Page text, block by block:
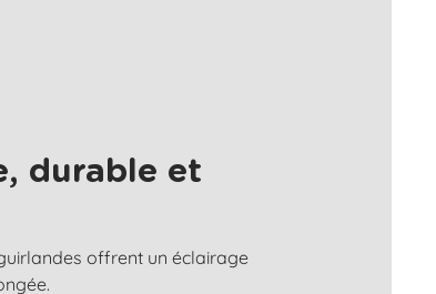
durable et
offrent un éclairage